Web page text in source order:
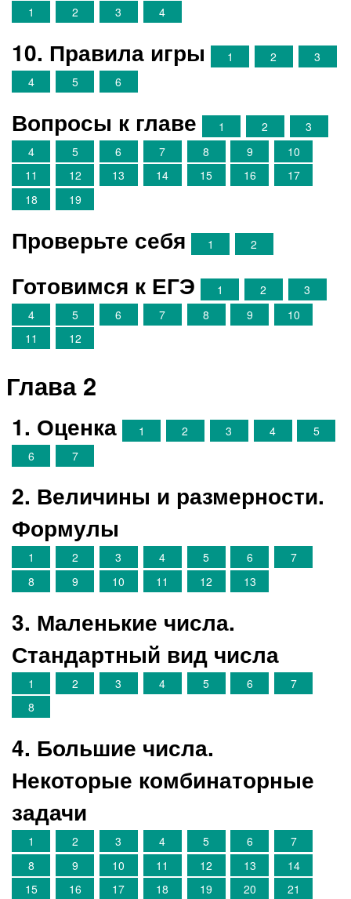
1 2 3 4
10. Правила игры 1 2
3
4
5 6
Вопросы к главе 1 2
3
4
5 6 7 8 9
10
11
12 13 14 15 16
17
18
19
Проверьте себя 1 2
Готовимся к ЕГЭ 1 2
3
4
5 6 7 8 9
10
11
12
Глава 2
1. Оценка 1 2 3 4
5
6
7
2. Величины и размерности.
Формулы
1 2 3 4 5 6
7
8
9 10 11 12 13
3. Маленькие числа.
Стандартный вид числа
1 2 3 4 5 6
7
8
4. Большие числа.
Некоторые комбинаторные
задачи
1 2 3 4 5 6
7
8
9 10 11 12 13
14
15
16 17 18 19 20 21